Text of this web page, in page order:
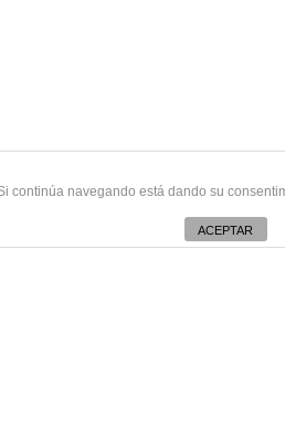
navegando está dando su
ACEPTAR